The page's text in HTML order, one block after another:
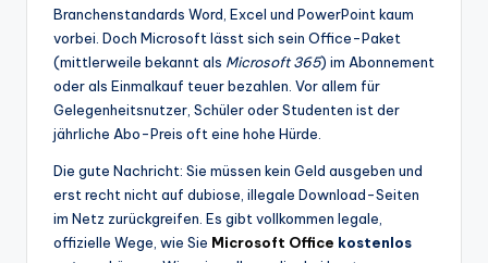
Branchenstandards Word, Excel und PowerPoint kaum
vorbei. Doch Microsoft lässt sich sein Office-Paket
(mittlerweile bekannt als Microsoft 365) im Abonnement
oder als Einmalkauf teuer bezahlen. Vor allem für
Gelegenheitsnutzer, Schüler oder Studenten ist der
jährliche Abo-Preis oft eine hohe Hürde.
Die gute Nachricht: Sie müssen kein Geld ausgeben und
erst recht nicht auf dubiose, illegale Download-Seiten
im Netz zurückgreifen. Es gibt vollkommen legale,
offizielle Wege, wie Sie Microsoft Office kostenlos